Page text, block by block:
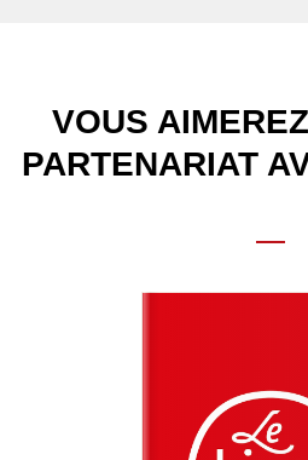
VOUS
PARTENARIAT